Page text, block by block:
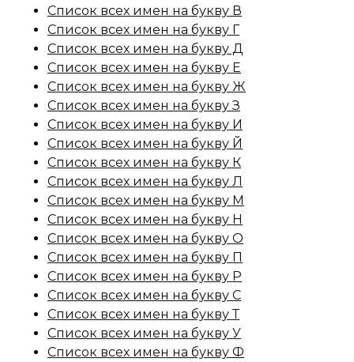
Список всех имен на букву В
Список всех имен на букву Г
Список всех имен на букву Д
Список всех имен на букву Е
Список всех имен на букву Ж
Список всех имен на букву З
Список всех имен на букву И
Список всех имен на букву Й
Список всех имен на букву К
Список всех имен на букву Л
Список всех имен на букву М
Список всех имен на букву Н
Список всех имен на букву О
Список всех имен на букву П
Список всех имен на букву Р
Список всех имен на букву С
Список всех имен на букву Т
Список всех имен на букву У
Список всех имен на букву Ф